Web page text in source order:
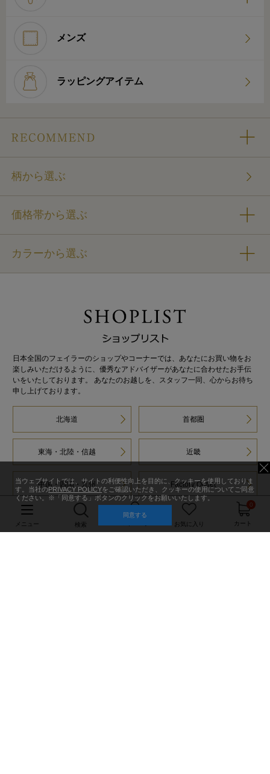
メンズ
ラッピングアイテム
柄から選ぶ
価格帯から選ぶ
カラーから選ぶ
日本全国のフェイラーのショップやコーナーでは、あなたにお買い物をお
楽しみいただけるように、優秀なアドバイザーがあなたに合わせたお手伝
いをいたしております。 あなたのお越しを、スタッフ一同、心からお待ち
申し上げております。
北海道 首都圏
東海・北陸・信越 近畿
中国・四国・九州 Factory Outlet
メニュー 検索 お気に入り
0
カート
当ウェブサイトでは、サイトの利便性向上を目的に、クッキーを使用しておりま
す。当社のPRIVACY POLICYをご確認いただき、クッキーの使用についてご同意
ください。※「同意する」ボタンのクリックをお願いいたします。
同意する